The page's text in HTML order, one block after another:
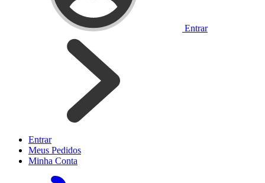
Entrar
Entrar
Meus Pedidos
Minha Conta